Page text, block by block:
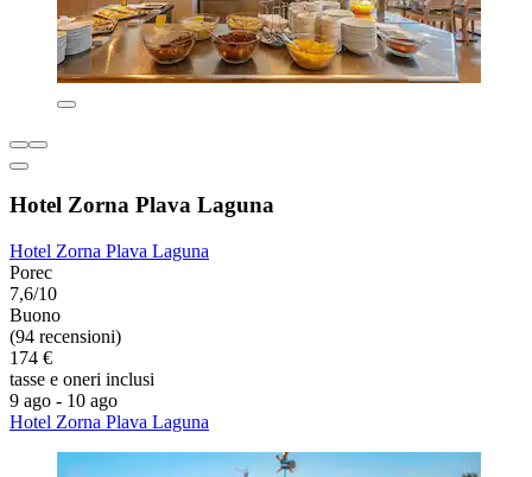
Hotel Zorna Plava Laguna
Hotel Zorna Plava Laguna
Porec
7,6/10
Buono
(94 recensioni)
174 €
tasse e oneri inclusi
9 ago - 10 ago
Hotel Zorna Plava Laguna